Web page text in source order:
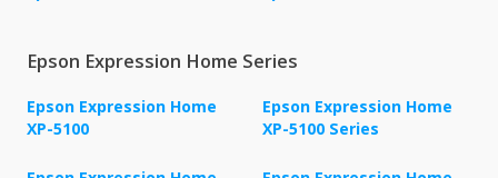
Epson Expression Home Series
Epson Expression Home
XP-5100
Epson Expression Home
XP-5100 Series